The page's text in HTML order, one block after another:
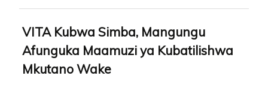
VITA Kubwa Simba, Mangungu
Afunguka Maamuzi ya Kubatilishwa
Mkutano Wake